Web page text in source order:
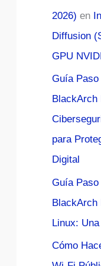
2026) en
Diffusion
GPU
Guía
BlackArch
para
Digital
Guía
BlackArch
Linux:
Cómo